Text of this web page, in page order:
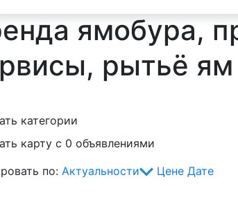
ямобура,
рытьё ям
категории
карту с 0 объявлениями
по: Актуальности Цене Дате